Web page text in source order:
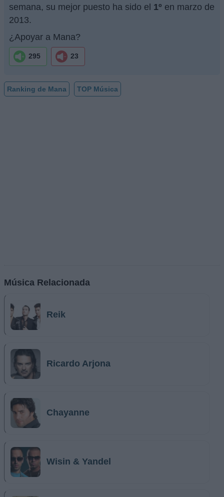
semana, su mejor puesto ha sido el 1º en marzo de
2013.
¿Apoyar a Mana?
295 23
Ranking de Mana TOP Música
Música Relacionada
Reik
Ricardo Arjona
Chayanne
Wisin & Yandel